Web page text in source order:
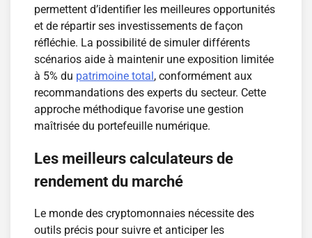
permettent d’identifier les meilleures opportunités
et de répartir ses investissements de façon
réfléchie. La possibilité de simuler différents
scénarios aide à maintenir une exposition limitée
à 5% du patrimoine total, conformément aux
recommandations des experts du secteur. Cette
approche méthodique favorise une gestion
maîtrisée du portefeuille numérique.
Les meilleurs calculateurs de
rendement du marché
Le monde des cryptomonnaies nécessite des
outils précis pour suivre et anticiper les